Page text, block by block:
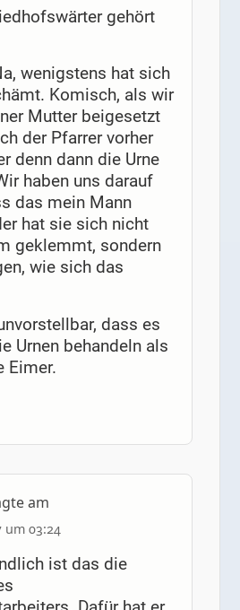
gehört
wenigstens hat sich
Komisch, als wir
Mutter beigesetzt
der Pfarrer vorher
denn dann die Urne
haben uns darauf
das mein Mann
hat sie sich nicht
geklemmt, sondern
wie sich das
dass es
Urnen behandeln als
Eimer.
am
um 03:24
ist das die